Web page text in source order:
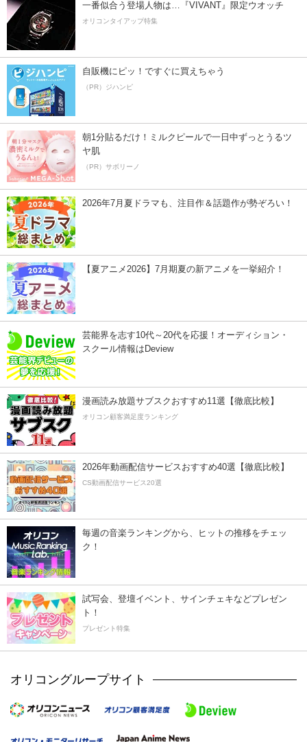
一番似合う登場人物は…『VIVANT』限定ウオッチ
オリコンタイアップ特集
自販機にピッ！ですぐに買えちゃう
（PR）ジハンピ
朝1分貼るだけ！ミルクピールで一日中ずっとうるツ
ヤ肌
（PR）サボリーノ
2026年7月夏ドラマも、注目作＆話題作が勢ぞろい！
【夏アニメ2026】7月期夏の新アニメを一挙紹介！
芸能界を志す10代～20代を応援！オーディション・
スクール情報はDeview
漫画読み放題サブスクおすすめ11選【徹底比較】
オリコン顧客満足度ランキング
2026年動画配信サービスおすすめ40選【徹底比較】
CS動画配信サービス20選
毎週の音楽ランキングから、ヒットの推移をチェッ
ク！
試写会、登壇イベント、サインチェキなどプレゼン
ト！
プレゼント特集
オリコングループサイト